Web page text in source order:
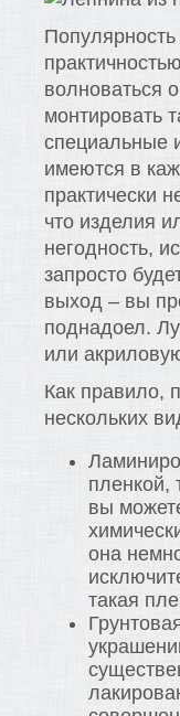
Популярность
волноваться
монтировать
специальные
имеются в
практически
что изделия
негодность,
запросто
выход – вы
поднадоел.
или
Как правило,
нескольких
пленкой,
вы
она
такая